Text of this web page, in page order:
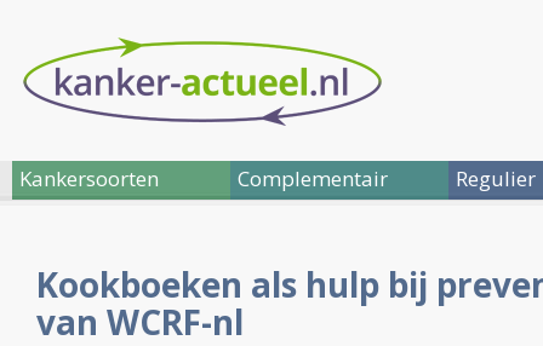
Kankersoorten Complementair Regulier
Kookboeken als hulp bij
van WCRF-nl